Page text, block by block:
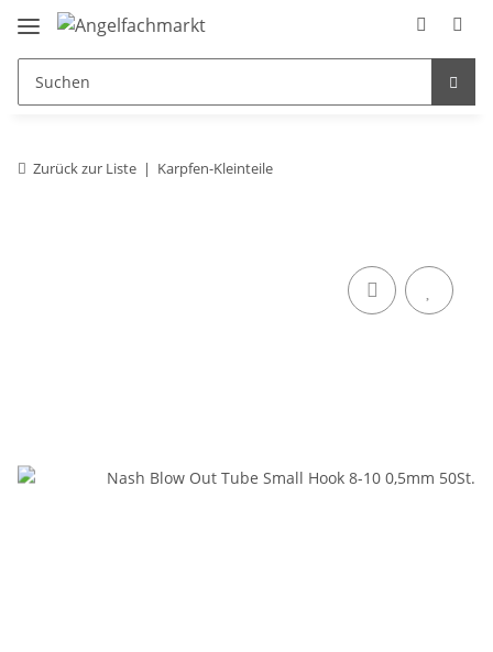
Zurück zur Liste Karpfen-Kleinteile